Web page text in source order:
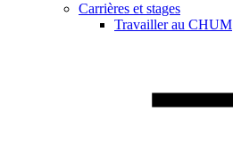
Carrières et stages
Travailler au CHUM